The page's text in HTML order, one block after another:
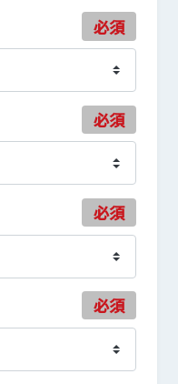
必須
必須
必須
必須